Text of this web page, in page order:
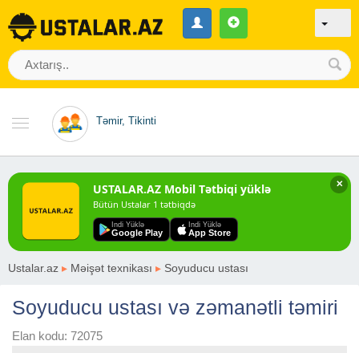
Təmir, Tikinti
✕
USTALAR.AZ Mobil Tətbiqi yüklə
Bütün Ustalar 1 tətbiqdə
Indi Yüklə
Google Play
Indi Yüklə
App Store
Ustalar.az ▸ Məişət texnikası ▸ Soyuducu ustası
Soyuducu ustası və zəmanətli təmiri
Elan kodu: 72075